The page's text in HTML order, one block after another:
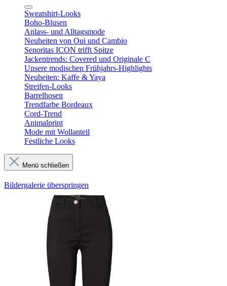
Sweatshirt-Looks
Boho-Blusen
Anlass- und Alltagsmode
Neuheiten von Oui und Cambio
Senoritas ICON trifft Spitze
Jackentrends: Covered und Originale C
Unsere modischen Frühjahrs-Highlights
Neuheiten: Kaffe & Yaya
Streifen-Looks
Barrelhosen
Trendfarbe Bordeaux
Cord-Trend
Animalprint
Mode mit Wollanteil
Festliche Looks
Menü schließen
Bildergalerie überspringen